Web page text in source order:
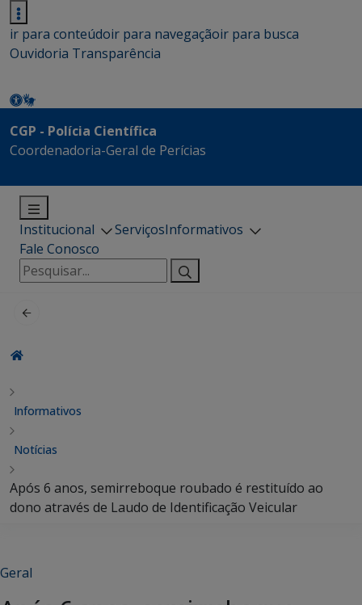
ir para conteúdoir para navegaçãoir para busca
Ouvidoria Transparência
CGP - Polícia Científica
Coordenadoria-Geral de Perícias
Institucional ServiçosInformativos
Fale Conosco
Pesquisar
por:
Informativos
Notícias
Após 6 anos, semirreboque roubado é restituído ao
dono através de Laudo de Identificação Veicular
Geral